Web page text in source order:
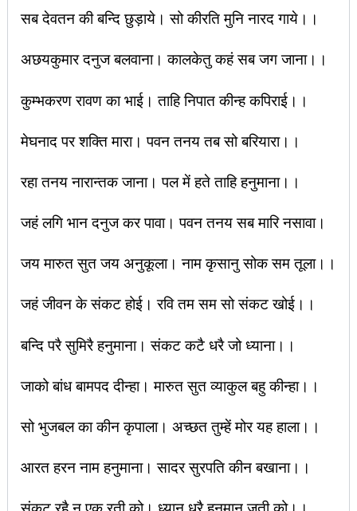
सब देवतन की बन्दि छुड़ाये। सो कीरति मुनि नारद गाये।।
अछयकुमार दनुज बलवाना। कालकेतु कहं सब जग जाना।।
कुम्भकरण रावण का भाई। ताहि निपात कीन्ह कपिराई।।
मेघनाद पर शक्ति मारा। पवन तनय तब सो बरियारा।।
रहा तनय नारान्तक जाना। पल में हते ताहि हनुमाना।।
जहं लगि भान दनुज कर पावा। पवन तनय सब मारि नसावा।
जय मारुत सुत जय अनुकूला। नाम कृसानु सोक सम तूला।।
जहं जीवन के संकट होई। रवि तम सम सो संकट खोई।।
बन्दि परै सुमिरै हनुमाना। संकट कटै धरै जो ध्याना।।
जाको बांध बामपद दीन्हा। मारुत सुत व्याकुल बहु कीन्हा।।
सो भुजबल का कीन कृपाला। अच्छत तुम्हें मोर यह हाला।।
आरत हरन नाम हनुमाना। सादर सुरपति कीन बखाना।।